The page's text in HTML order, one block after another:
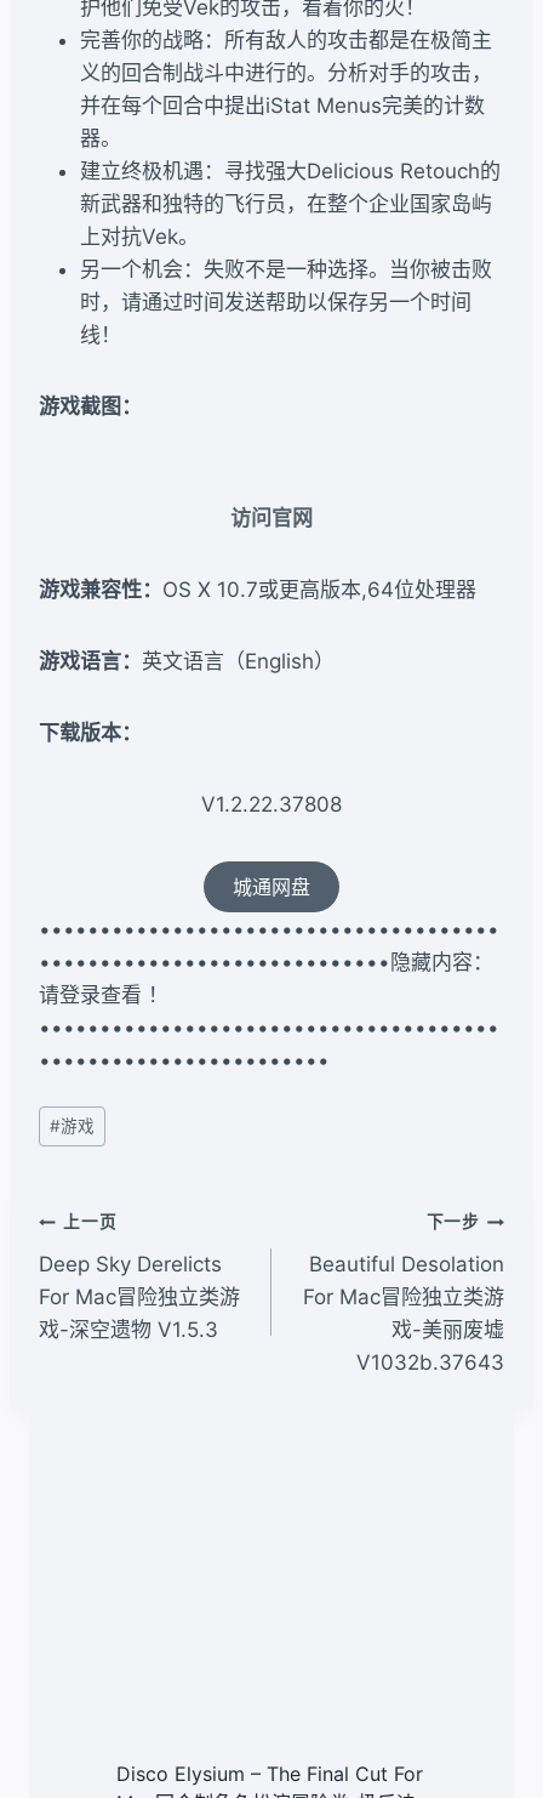
护他们免受Vek的攻击，看着你的火！
完善你的战略：所有敌人的攻击都是在极简主
义的回合制战斗中进行的。分析对手的攻击，
并在每个回合中提出iStat Menus完美的计数
器。
建立终极机遇：寻找强大Delicious Retouch的
新武器和独特的飞行员，在整个企业国家岛屿
上对抗Vek。
另一个机会：失败不是一种选择。当你被击败
时，请通过时间发送帮助以保存另一个时间
线！
游戏截图：
访问官网
游戏兼容性： OS X 10.7或更高版本,64位处理器
游戏语言： 英文语言（English）
下载版本：
V1.2.22.37808
城通网盘
••••••••••••••••••••••••••••••••••••••
•••••••••••••••••••••••••••••隐藏内容：
请登录查看 ！
••••••••••••••••••••••••••••••••••••••
••••••••••••••••••••••••
文
章
签：
#游戏
文
章
导
航
上一页
Deep Sky Derelicts
For Mac冒险独立类游
戏-深空遗物 V1.5.3
下一步
Beautiful Desolation
For Mac冒险独立类游
戏-美丽废墟
V1032b.37643
Disco Elysium – The Final Cut For